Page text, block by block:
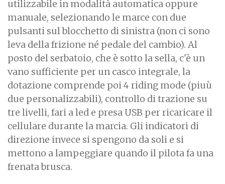
utilizzabile in modalità automatica oppure
manuale, selezionando le marce con due
pulsanti sul blocchetto di sinistra (non ci sono
leva della frizione né pedale del cambio). Al
posto del serbatoio, che è sotto la sella, c'è un
vano sufficiente per un casco integrale, la
dotazione comprende poi 4 riding mode (piuù
due personalizzabili), controllo di trazione su
tre livelli, fari a led e presa USB per ricaricare il
cellulare durante la marcia. Gli indicatori di
direzione invece si spengono da soli e si
mettono a lampeggiare quando il pilota fa una
frenata brusca.